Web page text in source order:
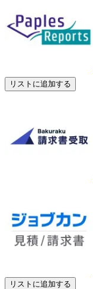
リストに追加する
リストに追加する